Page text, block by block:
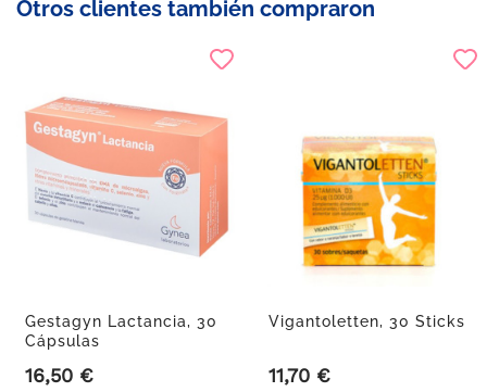
Otros clientes también compraron
Gestagyn Lactancia, 30
Cápsulas
Precio
16,50 €
Vigantoletten, 30 Sticks
Precio
11,70 €